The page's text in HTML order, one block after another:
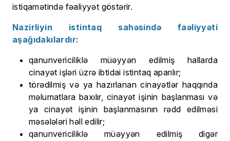
istiqamətində fəaliyyət göstərir.
Nazirliyin istintaq sahəsində faəliyyəti
aşağıdakılardır:
qanunvericiliklə müəyyən edilmiş hallarda
cinayət işləri üzrə ibtidai istintaq aparılır;
törədilmiş və ya hazırlanan cinayətlər haqqında
məlumatlara baxılır, cinayət işinin başlanması və
ya cinayət işinin başlanmasının rədd edilməsi
məsələləri həll edilir;
qanunvericiliklə müəyyən edilmiş digər